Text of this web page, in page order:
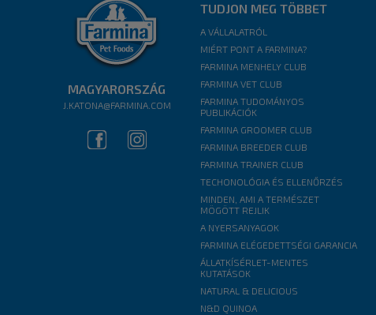
MAGYARORSZÁG
J.KATONA@FARMINA.COM
TUDJON MEG TÖBBET
A VÁLLALATRÓL
MIÉRT PONT A FARMINA?
FARMINA MENHELY CLUB
FARMINA VET CLUB
FARMINA TUDOMÁNYOS
PUBLIKÁCIÓK
FARMINA GROOMER CLUB
FARMINA BREEDER CLUB
FARMINA TRAINER CLUB
TECHONOLÓGIA ÉS ELLENŐRZÉS
MINDEN, AMI A TERMÉSZET
MÖGÖTT REJLIK
A NYERSANYAGOK
FARMINA ELÉGEDETTSÉGI GARANCIA
ÁLLATKÍSÉRLET-MENTES
KUTATÁSOK
NATURAL & DELICIOUS
N&D QUINOA